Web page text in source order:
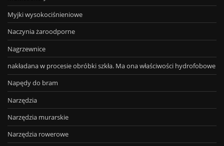
Myjki wysokociśnieniowe
Naczynia żaroodporne
Nagrzewnice
nakładana w procesie obróbki szkła. Ma ona właściwości hydrofobowe
Napędy do bram
Narzędzia
Narzędzia murarskie
Narzędzia rowerowe